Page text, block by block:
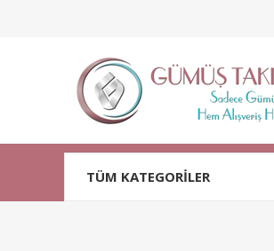
TÜM KATEGORİLER